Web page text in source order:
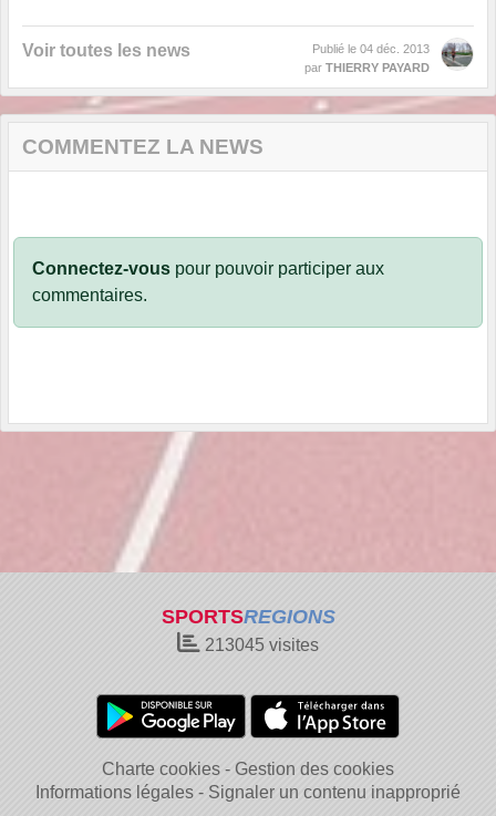
Voir toutes les news Publié le 04 déc. 2013
par THIERRY PAYARD
COMMENTEZ LA NEWS
Connectez-vous pour pouvoir participer aux
commentaires.
SPORTSREGIONS
213045 visites
Charte cookies
Gestion des cookies
Informations légales
Signaler un contenu inapproprié